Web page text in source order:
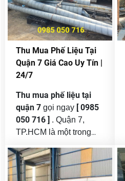
liệu giá cao và uy tíntrở
thành một giải pháp
thiết yếu.Công ty Thu
Mua Phế Liệu Hòa Phát
tự hào là đơn vị tiên
phong tại Cần Thơ .
Thu Mua Phế Liệu Tại
Quận 7 Giá Cao Uy Tín |
24/7
Thu mua phế liệu tại
quận 7 gọi ngay [ 0985
050 716 ] . Quận 7,
TP.HCM là một trong
triển mạnh mẽ nhất với
nhiều khu đô thị, khu